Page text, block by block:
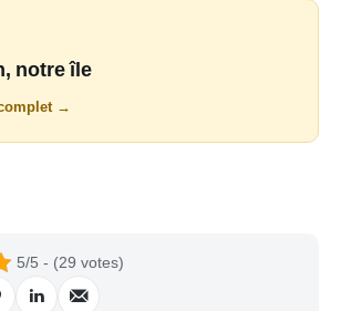
notre île
→
5/5 - (29 votes)